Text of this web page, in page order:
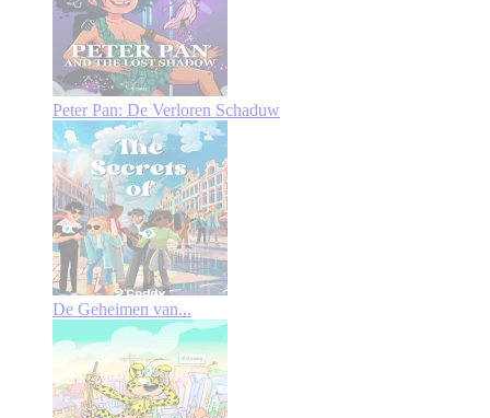
Peter Pan: De Verloren Schaduw
De Geheimen van...